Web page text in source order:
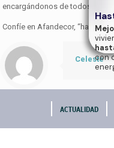
encargándonos de todos los
Confíe en Afandecor, “hablará
Celeste
ACTUALIDAD
con